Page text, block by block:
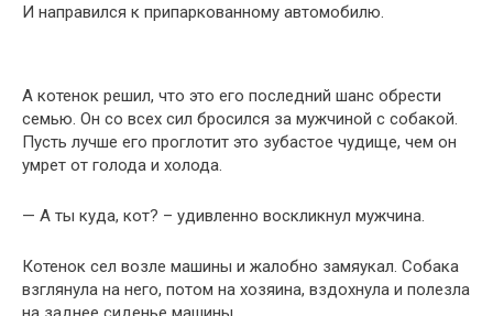
И направился к припаркованному автомобилю.
А котенок решил, что это его последний шанс обрести
семью. Он со всех сил бросился за мужчиной с собакой.
Пусть лучше его проглотит это зубастое чудище, чем он
умрет от голода и холода.
— А ты куда, кот? – удивленно воскликнул мужчина.
Котенок сел возле машины и жалобно замяукал. Собака
взглянула на него, потом на хозяина, вздохнула и полезла